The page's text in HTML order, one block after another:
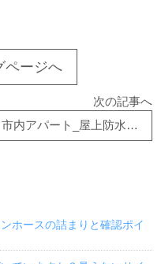
ページへ
次の記事へ
市内アパート_屋上防水工事
ホースの詰まりと確認ポイ